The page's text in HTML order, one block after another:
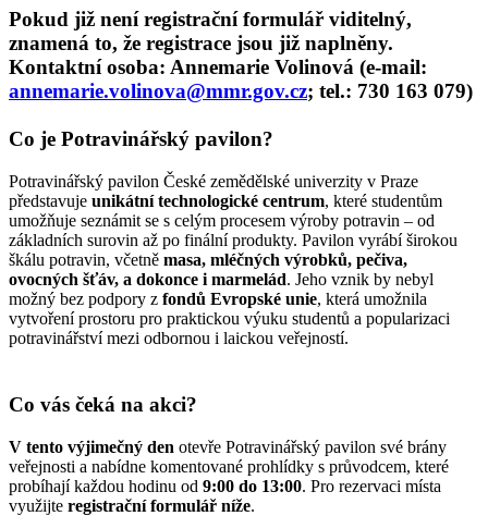
Pokud již není registrační formulář viditelný,
znamená to, že registrace jsou již naplněny.
Kontaktní osoba: Annemarie Volinová (e-mail:
annemarie.volinova@mmr.gov.cz; tel.: 730 163 079)
Co je Potravinářský pavilon?
Potravinářský pavilon České zemědělské univerzity v Praze
představuje unikátní technologické centrum, které studentům
umožňuje seznámit se s celým procesem výroby potravin – od
základních surovin až po finální produkty. Pavilon vyrábí širokou
škálu potravin, včetně masa, mléčných výrobků, pečiva,
ovocných šťáv, a dokonce i marmelád. Jeho vznik by nebyl
možný bez podpory z fondů Evropské unie, která umožnila
vytvoření prostoru pro praktickou výuku studentů a popularizaci
potravinářství mezi odbornou i laickou veřejností.
Co vás čeká na akci?
V tento výjimečný den otevře Potravinářský pavilon své brány
veřejnosti a nabídne komentované prohlídky s průvodcem, které
probíhají každou hodinu od 9:00 do 13:00. Pro rezervaci místa
využijte registrační formulář níže.